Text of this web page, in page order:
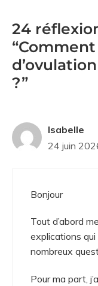
24
?”
Isabelle
24 juin
Bonjour
Tout d’abord
explications
nombreux
Pour ma part,